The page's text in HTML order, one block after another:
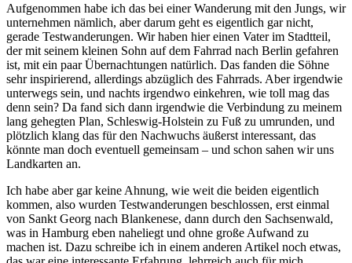
Aufgenommen habe ich das bei einer Wanderung mit den Jungs, wir
unternehmen nämlich, aber darum geht es eigentlich gar nicht,
gerade Testwanderungen. Wir haben hier einen Vater im Stadtteil,
der mit seinem kleinen Sohn auf dem Fahrrad nach Berlin gefahren
ist, mit ein paar Übernachtungen natürlich. Das fanden die Söhne
sehr inspirierend, allerdings abzüglich des Fahrrads. Aber irgendwie
unterwegs sein, und nachts irgendwo einkehren, wie toll mag das
denn sein? Da fand sich dann irgendwie die Verbindung zu meinem
lang gehegten Plan, Schleswig-Holstein zu Fuß zu umrunden, und
plötzlich klang das für den Nachwuchs äußerst interessant, das
könnte man doch eventuell gemeinsam – und schon sahen wir uns
Landkarten an.
Ich habe aber gar keine Ahnung, wie weit die beiden eigentlich
kommen, also wurden Testwanderungen beschlossen, erst einmal
von Sankt Georg nach Blankenese, dann durch den Sachsenwald,
was in Hamburg eben naheliegt und ohne große Aufwand zu
machen ist. Dazu schreibe ich in einem anderen Artikel noch etwas,